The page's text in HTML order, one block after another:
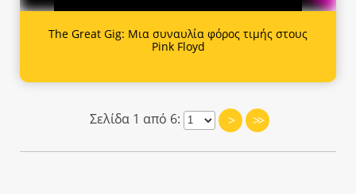
The Great Gig: Μια συναυλία φόρος τιμής στους
Pink Floyd
Σελίδα 1 από 6: > >>